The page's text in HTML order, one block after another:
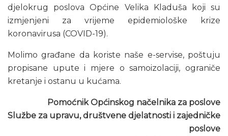
djelokrug poslova Općine Velika Kladuša koji su
izmjenjeni za vrijeme epidemiološke krize
koronavirusa (COVID-19).
Molimo građane da koriste naše e-servise, poštuju
propisane upute i mjere o samoizolaciji, ograniče
kretanje i ostanu u kućama.
Pomoćnik Općinskog načelnika za poslove
Službe za upravu, društvene djelatnosti i zajedničke
poslove